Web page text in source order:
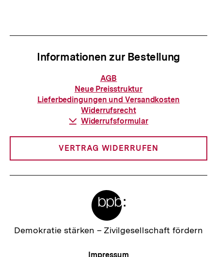
Informationen zur Bestellung
Informationen
zur
Bestellung
AGB
Neue Preisstruktur
Lieferbedingungen und Versandkosten
Widerrufsrecht
Download-
Widerrufsformular
VERTRAG WIDERRUFEN
Zur
Demokratie stärken – Zivilgesellschaft fördern
Meta-
Impressum